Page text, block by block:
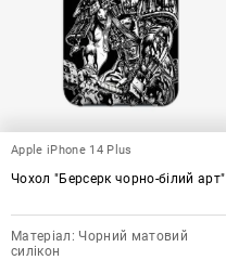
Apple iPhone 14 Plus
Чохол "Берсерк чорно-білий арт"
Матеріал: Чорний матовий
силікон